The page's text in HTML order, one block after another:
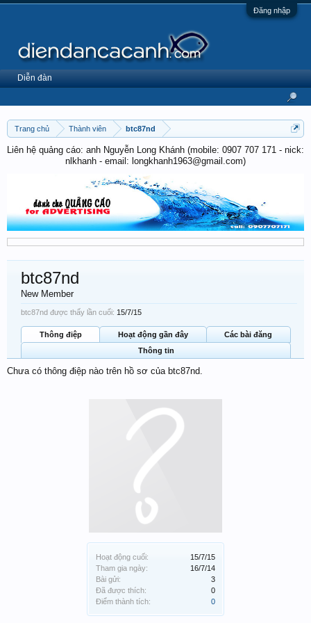
Đăng nhập
Trang chủ Thành viên btc87nd
Liên hệ quảng cáo: anh Nguyễn Long Khánh (mobile: 0907 707 171 - nick:
nlkhanh - email: longkhanh1963@gmail.com)
Hoạt động cuối:
15/7/15
Tham gia ngày:
16/7/14
Bài gửi:
3
Đã được thích:
0
Điểm thành tích:
0
btc87nd
New Member
btc87nd được thấy lần cuối: 15/7/15
Thông điệp Hoạt động gần đây
Các bài đăng
Thông tin
Chưa có thông điệp nào trên hồ sơ của btc87nd.
Diễn đàn